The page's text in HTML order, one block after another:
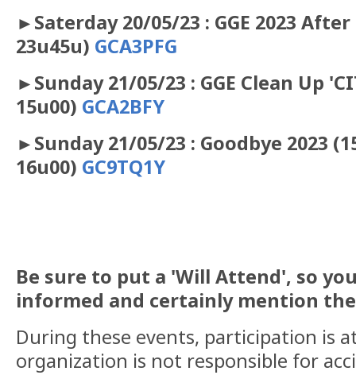
►Saterday 20/05/23 : GGE 2023
23u45u) GCA3PFG
►Sunday 21/05/23 : GGE Clean Up
15u00) GCA2BFY
►Sunday 21/05/23 : Goodbye 2023
16u00) GC9TQ1Y
Be sure to put a 'Will Attend', so
informed and certainly mention
During these events, participation is
organization is not responsible for